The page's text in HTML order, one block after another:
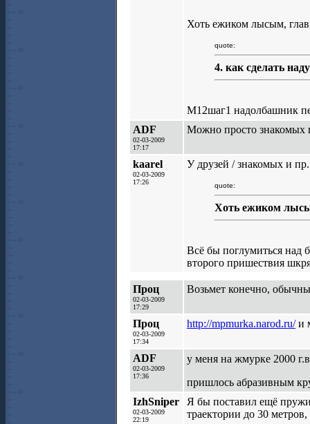
Хоть ежиком лысым,
quote:
4. как сделать
М12шаг1 надолбашник
ADF
02-03-2009
17:17
Можно просто знакомых
kaarel
02-03-2009
17:26
У друзей / знакомых и
quote:
Хоть ежиком
Всё бы поглумиться над
второго пришествия
Проц
02-03-2009
17:29
Возьмет конечно,
Проц
02-03-2009
17:34
http://mpmurka.narod.ru/и
ADF
02-03-2009
17:36
у меня на жмурке 2000
пришлось абразивным
IzhSniper
02-03-2009
22:19
Я бы поставил ещё
траектории до 30